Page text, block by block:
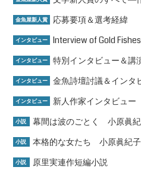
金魚屋新人賞 応募要項＆選考経緯
インタビュー Interview of Gold Fishes
インタビュー 特別インタビュー＆講
インタビュー 金魚詩壇討議＆インタ
インタビュー 新人作家インタビュー
小説 幕間は波のごとく 小原眞
小説 本格的な女たち 小原眞紀子
小説 原里実連作短編小説